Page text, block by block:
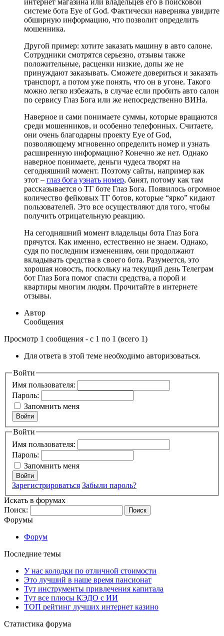
системе бота Eye of God. Фактически наверняка увидите
обширную информацию, что позволит определить
мошенника.
Другой пример: хотите заказать машину в авто салоне.
Сотрудники смотрятся серьезно, отзывы также
положительные, расценки низкие, допы же не
принуждают заказывать. Сможете довериться и заказать
транспорт, а потом уже понять, что он в угоне. Такого
можно легко избежать, в случае если пробить авто салон
по сервису Глаз Бога или же непосредственно ВИНа.
Наверное и сами понимаете суммы, которые вращаются
среди мошенников, и особенно телефонных. Считаете,
они очень благодарны проекту Eye of God,
позволяющему мгновенно определить номер и узнать
расширенную информацию? Конечно же нет. Однако
наверное понимаете, деньги чудеса творят на
сегодняшний момент. Поэтому сайты, например как
этот – глаз бога узнать номер, банят, потому как там
рассказывается о ТГ боте Глаз Бога. Появилось огромное
количество фейковых ТГ ботов, которые “ярко” кидают
пользователей. Это все осуществляют для того, чтобы
получить отрицательную реакцию.
На сегодняшний момент владельцы бота Глаз Бога
прячутся. Как именно, естественно не знаем. Однако,
судя по последним изменениям, они продолжают
вкладывать средства в своего бота. Разумеется, это
хорошая новость, поскольку на текущий день Телеграм
бот Глаз Бога помог спасти средства, а порой и
квартиры многим людям. Прочитайте в интернете
отзывы.
Автор
Сообщения
Просмотр 1 сообщения - с 1 по 1 (всего 1)
Для ответа в этой теме необходимо авторизоваться.
Войти
Имя пользователя:
Пароль:
Запомнить меня
Войти
Войти
Имя пользователя:
Пароль:
Запомнить меня
Войти
Зарегистрироваться Забыли пароль?
Искать в форумах
Поиск:
Форумы
Форум
Последние темы
У нас колодки по отличной стоимости
Это лучший в наше время пансионат
Тут инструменты привлечения капитала
Тут все плюсы КЭДО с ИИ
ТОП рейтинг лучших интернет казино
Статистика форума